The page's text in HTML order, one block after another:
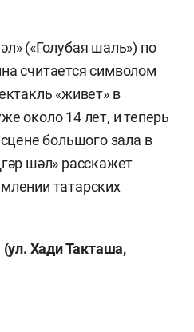
(«Голубая шаль») по
считается символом
«живет» в
около 14 лет, и теперь
большого зала в
шәл» расскажет
татарских
Хади Такташа,